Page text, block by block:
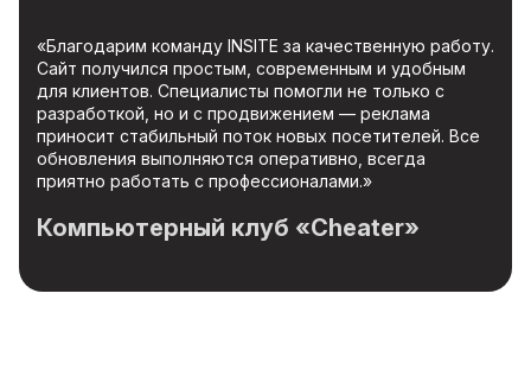
«Благодарим команду INSITE за качественную работу.
Сайт получился простым, современным и удобным
для клиентов. Специалисты помогли не только с
разработкой, но и с продвижением — реклама
приносит стабильный поток новых посетителей. Все
обновления выполняются оперативно, всегда
приятно работать с профессионалами.»
Компьютерный клуб «Cheater»